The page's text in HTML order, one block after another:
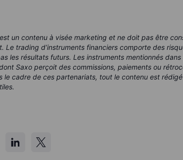
un contenu à visée marketing et ne doit pas être
Le trading d’instruments financiers comporte des
les résultats futurs. Les instruments mentionnés
Saxo perçoit des commissions, paiements ou
le cadre de ces partenariats, tout le contenu est